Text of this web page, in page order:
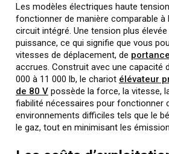
Les modèles électriques haute
fonctionner de manière comparable
circuit intégré. Une tension plus
puissance, ce qui signifie que vous
vitesses de déplacement, de portance
accrues. Construit avec une capacité
000 à 11 000 lb, le chariot élévateur
de 80 V possède la force, la vitesse,
fiabilité nécessaires pour fonctionner
environnements difficiles tels que le
le gaz, tout en minimisant les